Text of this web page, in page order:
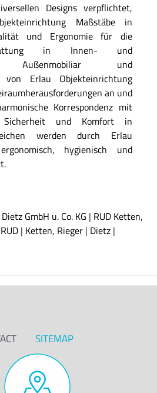
Designs verpflichtet,
Maßstäbe in
und Ergonomie für die
in Innen- und
Außenmobiliar und
von Erlau Objekteinrichtung
an und
Korrespondenz mit
Sicherheit und Komfort in
werden durch Erlau
hygienisch und
GmbH u. Co. KG | RUD Ketten,
RUD| Ketten, Rieger| Dietz|
SITEMAP